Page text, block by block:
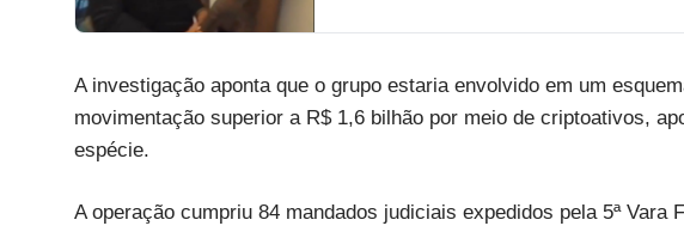
A investigação aponta que o grupo estaria envolvido em um
movimentação superior a R$ 1,6 bilhão por meio de criptoativos,
espécie.
A operação cumpriu 84 mandados judiciais expedidos pela 5ª Vara